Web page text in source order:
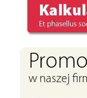
w naszej